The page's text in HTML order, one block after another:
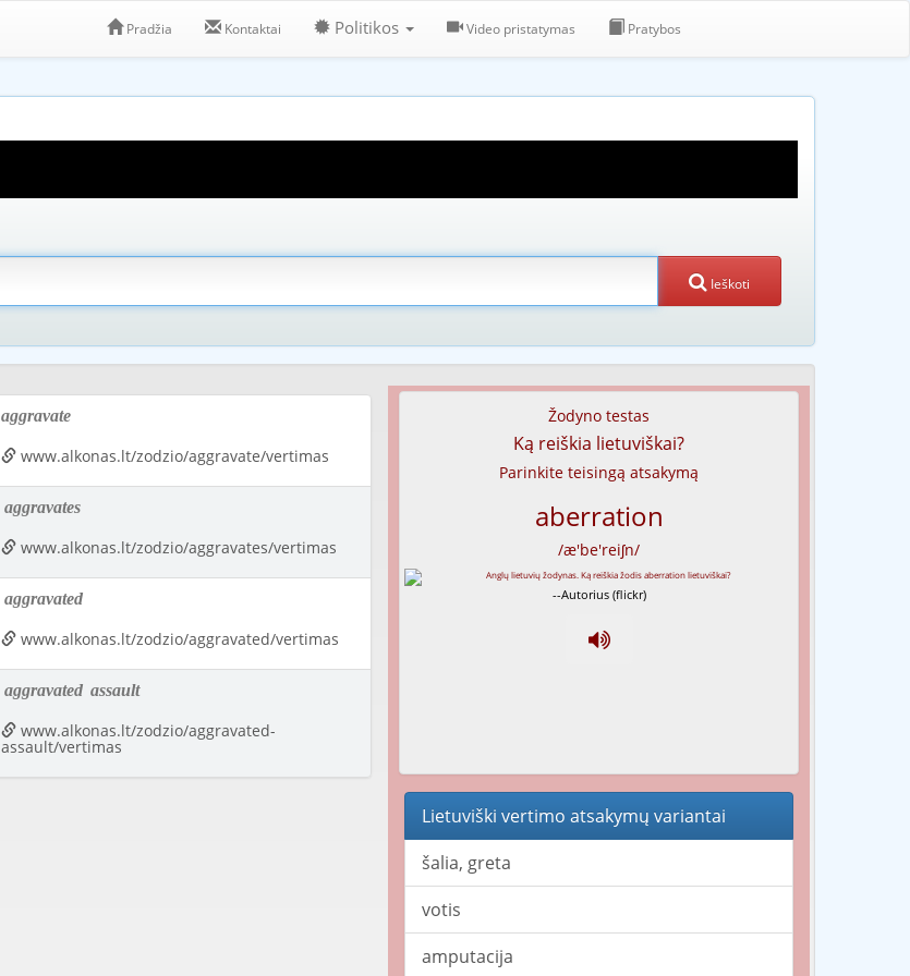
Pradžia Kontaktai Politikos Video pristatymas Pratybos
Ieškoti
aggravate
www.alkonas.lt/zodzio/aggravate/vertimas
aggravates
www.alkonas.lt/zodzio/aggravates/vertimas
aggravated
www.alkonas.lt/zodzio/aggravated/vertimas
aggravated assault
www.alkonas.lt/zodzio/aggravated-
assault/vertimas
Žodyno testas
Ką reiškia lietuviškai?
Parinkite teisingą atsakymą
aberration
/æ'be'reiʃn/
--Autorius (flickr)
Lietuviški vertimo atsakymų variantai
šalia, greta
votis
amputacija